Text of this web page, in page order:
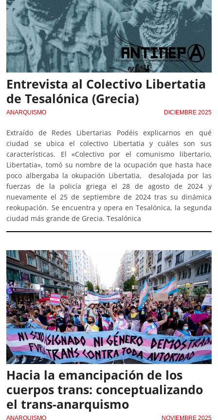
Entrevista al Colectivo Libertatia
de Tesalónica (Grecia)
ANARQUISMO DICIEMBRE 2025
Extraído de Redes Libertarias Podéis explicarnos en qué
ciudad se ubica el colectivo Libertatia y cuáles son sus
características. El «Colectivo por el comunismo libertario,
Libertatia», tomó su nombre de la ocupación que hasta hace
poco albergaba la okupación Libertatia, desalojada por las
fuerzas de la policía griega el 28 de agosto de 2024 y
nuevamente el 25 de septiembre de 2024 tras su dinámica
reokupación. Se encuentra y opera en Tesalónica, la segunda
ciudad más grande de Grecia. Tesalónica
Hacia la emancipación de los
cuerpos trans: conceptualizando
el trans-anarquismo
ANARQUISMO NOVIEMBRE 2025